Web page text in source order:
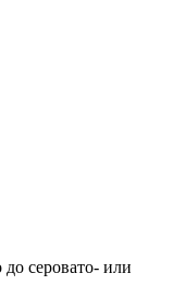
серовато- или